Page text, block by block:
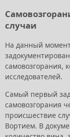
случаи
На данный
самовозгорания,
исследователей.
Самый первый
самовозгорания
происшествие
Вортием. В